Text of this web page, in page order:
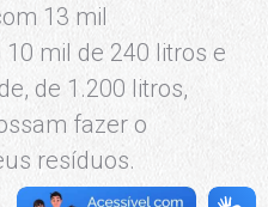
13 mil
mil de 240 litros e
de 1.200 litros,
fazer o
resíduos.